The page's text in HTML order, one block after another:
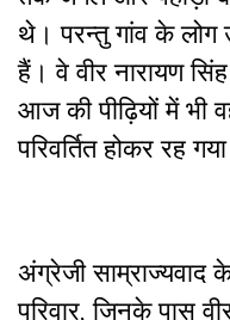
थे। परन्तु गांव के लोग
हैं। वे वीर नारायण
आज की पीढ़ियों में
परिवर्तित होकर रह
अंग्रेजी
परिवार, जिनके पास